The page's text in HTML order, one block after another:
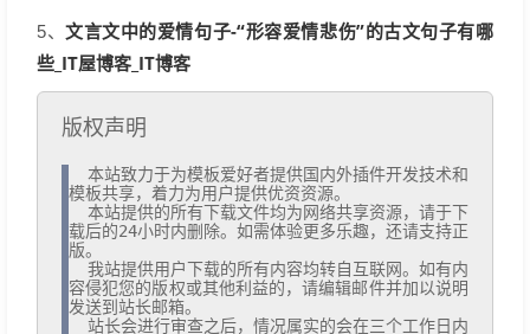
5、文言文中的爱情句子-“形容爱情悲伤”的古文句子有哪
些_IT屋博客_IT博客
版权声明
模板共享，着力为用户提供优资资源。
载后的24小时内删除。如需体验更多乐趣，还请支持正
版。
容侵犯您的版权或其他利益的，请编辑邮件并加以说明
发送到站长邮箱。